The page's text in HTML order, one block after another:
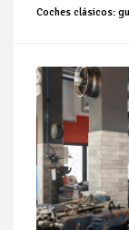
Coches clásicos: